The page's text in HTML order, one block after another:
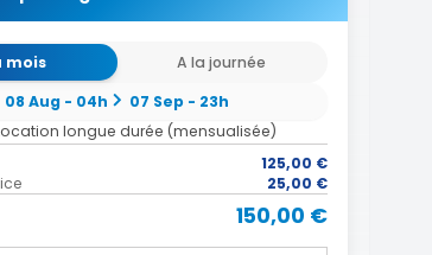
mois
A la journée
08 Aug - 04h
07 Sep - 23h
longue durée (mensualisée)
125,00 €
25,00 €
150,00 €